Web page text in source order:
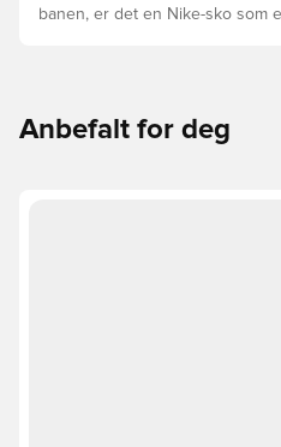
banen, er det en Nike-sko som
Anbefalt for deg